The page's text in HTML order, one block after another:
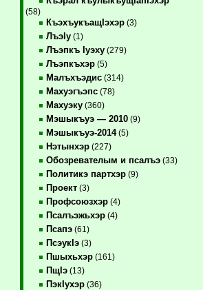
(58)
КъэхъукъащIэхэр(3)
ЛъэIу(1)
Лъэпкъ Iуэху(279)
Лъэпкъхэр(5)
Малъхъэдис(314)
Махуэгъэпс(78)
Махуэку(360)
Мэшыкъуэ — 2010(9)
Мэшыкъуэ-2014(5)
Нэтынхэр(227)
Обозревателым и псалъэ(33)
Политикэ партхэр(9)
Проект(3)
Профсоюзхэр(4)
Псалъэжьхэр(4)
Псапэ(61)
ПсэукIэ(3)
Пшыхьхэр(161)
ПщIэ(13)
ПэкIухэр(36)